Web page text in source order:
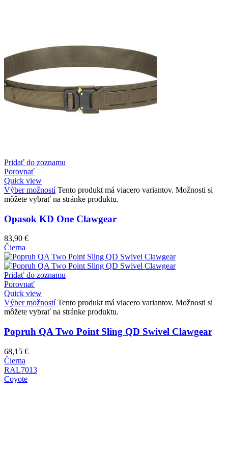
Pridať do zoznamu
Porovnať
Quick view
Výber možností Tento produkt má viacero variantov. Možnosti si
môžete vybrať na stránke produktu.
Opasok KD One Clawgear
83,90 €
Čierna
Pridať do zoznamu
Porovnať
Quick view
Výber možností Tento produkt má viacero variantov. Možnosti si
môžete vybrať na stránke produktu.
Popruh QA Two Point Sling QD Swivel Clawgear
68,15 €
Čierna
RAL7013
Coyote